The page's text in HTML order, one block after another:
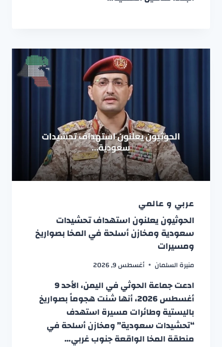
عربي و عالمي
الحوثيون يعلنون استهداف تحشيدات
سعودية ومخازن أسلحة في المخا بصواريخ
ومسيرات
منيرة السلمان أغسطس 9, 2026
ادعت جماعة الحوثي في اليمن، الأحد 9
أغسطس 2026، أنها شنت هجوماً بصواريخ
باليستية وطائرات مسيرة استهدف
“تحشيدات سعودية” ومخازن أسلحة في
منطقة المخا الواقعة جنوب غربي…